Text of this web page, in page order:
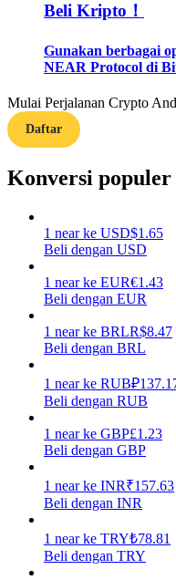
Strategi perdagangan
Pelajari cara untuk
Babi Kekuatan
Dapatkan imbalan
Beli Kripto！
Gunakan berbagai
NEAR Protocol di
Mulai Perjalanan Crypto
Daftar
Konversi
1 near ke USD$1.65
Beli dengan USD
1 near ke EUR€1.43
Beli dengan EUR
1 near ke BRLR$8.47
Beli dengan BRL
1 near ke RUB₽
Beli dengan RUB
1 near ke GBP£1.23
Beli dengan GBP
1 near ke INR₹157.63
Beli dengan INR
1 near ke TRY₺78.81
Beli dengan TRY